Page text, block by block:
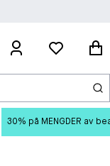
30% på MENGDER av